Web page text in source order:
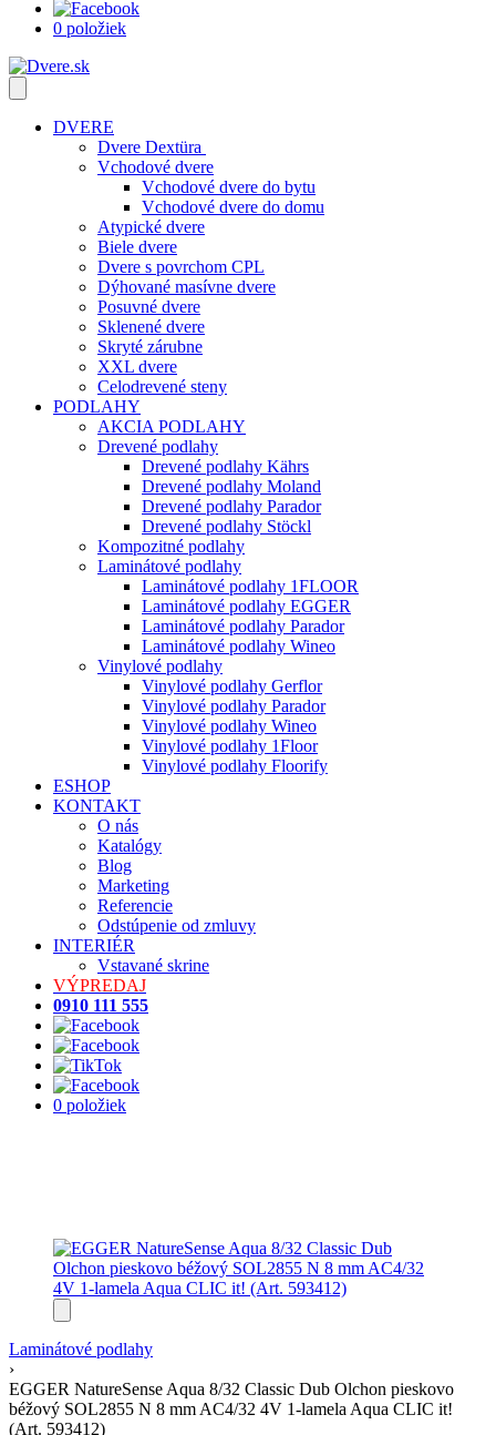
0 položiek
DVERE
Dvere Dextüra
Vchodové dvere
Vchodové dvere do bytu
Vchodové dvere do domu
Atypické dvere
Biele dvere
Dvere s povrchom CPL
Dýhované masívne dvere
Posuvné dvere
Sklenené dvere
Skryté zárubne
XXL dvere
Celodrevené steny
PODLAHY
AKCIA PODLAHY
Drevené podlahy
Drevené podlahy Kährs
Drevené podlahy Moland
Drevené podlahy Parador
Drevené podlahy Stöckl
Kompozitné podlahy
Laminátové podlahy
Laminátové podlahy 1FLOOR
Laminátové podlahy EGGER
Laminátové podlahy Parador
Laminátové podlahy Wineo
Vinylové podlahy
Vinylové podlahy Gerflor
Vinylové podlahy Parador
Vinylové podlahy Wineo
Vinylové podlahy 1Floor
Vinylové podlahy Floorify
ESHOP
KONTAKT
O nás
Katalógy
Blog
Marketing
Referencie
Odstúpenie od zmluvy
INTERIÉR
Vstavané skrine
VÝPREDAJ
0910 111 555
0 položiek
Laminátové podlahy
›
EGGER NatureSense Aqua 8/32 Classic Dub Olchon pieskovo
béžový SOL2855 N 8 mm AC4/32 4V 1-lamela Aqua CLIC it!
(Art. 593412)